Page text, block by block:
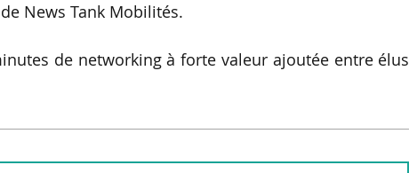
News Tank Mobilités.
de networking à forte valeur ajoutée entre élus